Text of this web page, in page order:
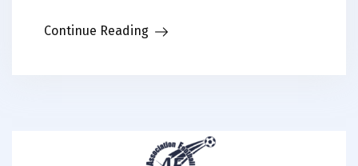
Continue Reading